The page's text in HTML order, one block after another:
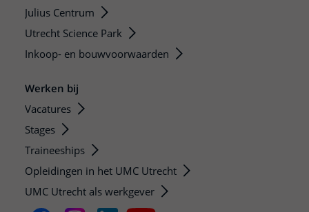
Julius Centrum
Utrecht Science Park
Inkoop- en bouwvoorwaarden
Werken bij
Vacatures
Stages
Traineeships
Opleidingen in het UMC Utrecht
UMC Utrecht als werkgever